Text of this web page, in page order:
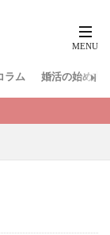
ラム 婚活の始め方